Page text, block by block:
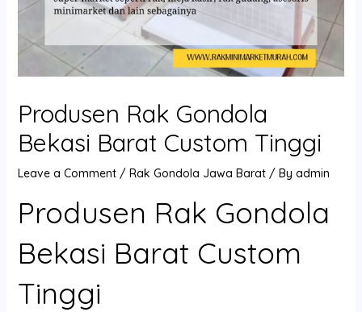
Produsen Rak Gondola
Bekasi Barat Custom Tinggi
Leave a Comment / Rak Gondola Jawa Barat/ By admin
Produsen Rak Gondola
Bekasi Barat Custom
Tinggi